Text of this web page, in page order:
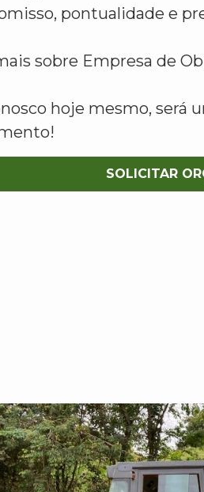
pontualidade e
sobre Empresa de
hoje mesmo, será
SOLICITAR